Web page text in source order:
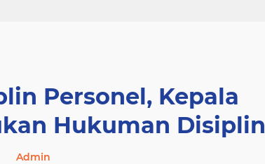
Personel, Kepala
Hukuman Disiplin
Admin